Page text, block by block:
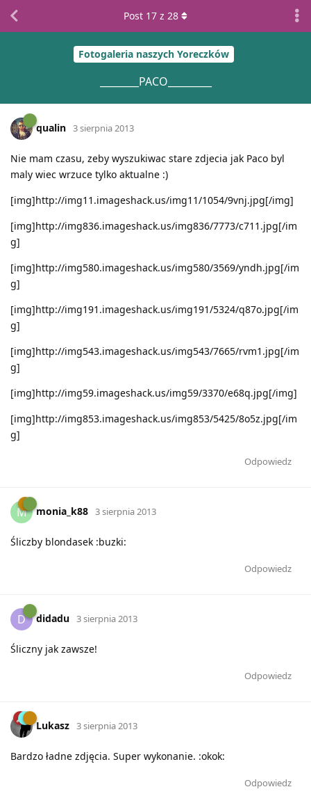
Fotogaleria naszych Yoreczków
________PACO_________
Post 17 z 28
qualin 3 sierpnia 2013
Nie mam czasu, zeby wyszukiwac stare zdjecia jak Paco byl
maly wiec wrzuce tylko aktualne :)
[img]http://img11.imageshack.us/img11/1054/9vnj.jpg[/img]
[img]http://img836.imageshack.us/img836/7773/c711.jpg[/im
g]
[img]http://img580.imageshack.us/img580/3569/yndh.jpg[/im
g]
[img]http://img191.imageshack.us/img191/5324/q87o.jpg[/im
g]
[img]http://img543.imageshack.us/img543/7665/rvm1.jpg[/im
g]
[img]http://img59.imageshack.us/img59/3370/e68q.jpg[/img]
[img]http://img853.imageshack.us/img853/5425/8o5z.jpg[/im
g]
Odpowiedz
M monia_k88 3 sierpnia 2013
Śliczby blondasek :buzki:
Odpowiedz
D didadu 3 sierpnia 2013
Śliczny jak zawsze!
Odpowiedz
Lukasz 3 sierpnia 2013
Bardzo ładne zdjęcia. Super wykonanie. :okok:
Odpowiedz